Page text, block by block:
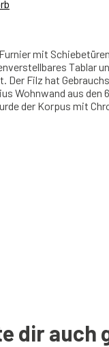
mit
Tablar
Der Filz hat
Wohnwand aus den
der Korpus mit
dir auch